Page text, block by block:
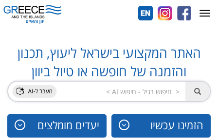
האתר המקצועי בישראל ליעוץ, תכנון
והזמנה של חופשה או טיול ביוון
הזמינו עכשיו יעדים מומלצים
Toggle
navigation